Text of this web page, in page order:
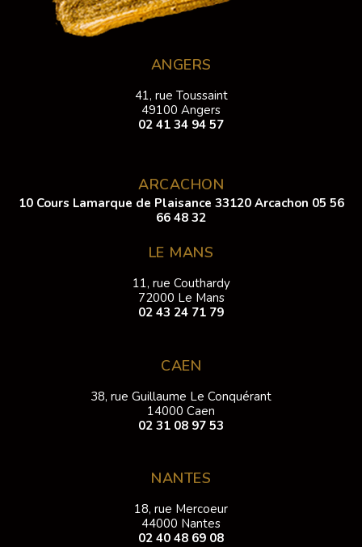
ANGERS
41, rue Toussaint
49100 Angers
02 41 34 94 57
ARCACHON
10 Cours Lamarque de Plaisance 33120 Arcachon 05 56
66 48 32
LE MANS
11, rue Couthardy
72000 Le Mans
02 43 24 71 79
CAEN
38, rue Guillaume Le Conquérant
14000 Caen
02 31 08 97 53
NANTES
18, rue Mercoeur
44000 Nantes
02 40 48 69 08